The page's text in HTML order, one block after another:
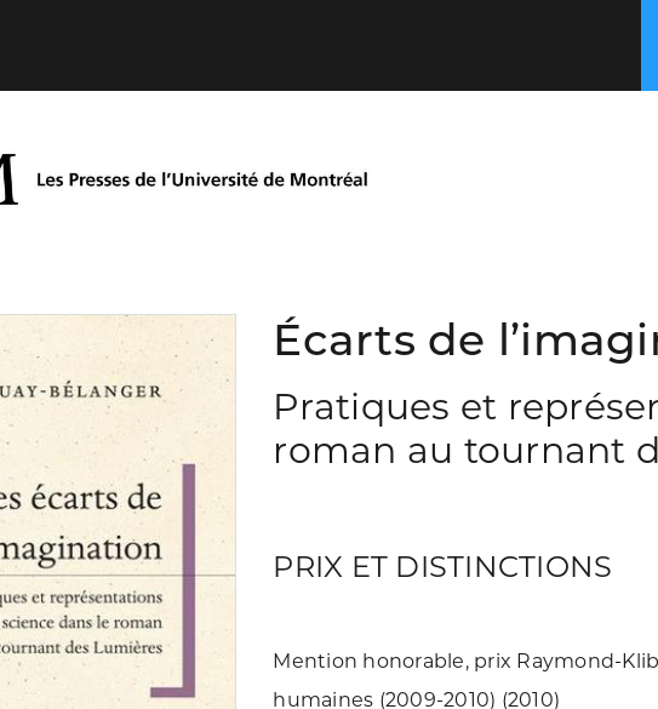
Écarts de
Pratiques et
roman au tournant
PRIX ET DISTINCTIONS
Mention honorable, prix Raymond-
humaines (2009-2010) (2010)